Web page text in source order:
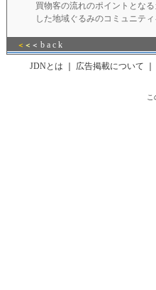
買物客の流れのポイントとな
した地域ぐるみのコミュニテ
＜ ＜ ＜ b a c k
JDNとは 広告掲載について